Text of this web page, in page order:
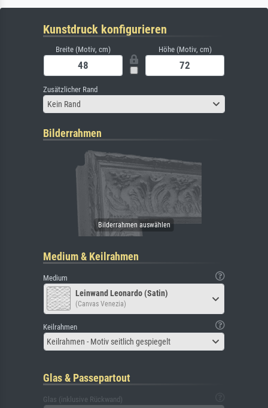
Kunstdruck konfigurieren
Breite (Motiv, cm) Höhe (Motiv, cm)
Zusätzlicher Rand
Kein Rand
Bilderrahmen
Medium & Keilrahmen
Medium
Leinwand Leonardo (Satin)
(Canvas Venezia)
Keilrahmen
Keilrahmen - Motiv seitlich gespiegelt
Glas & Passepartout
Glas (inklusive Rückwand)